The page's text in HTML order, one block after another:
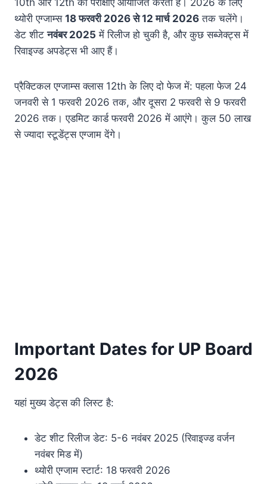
10th और 12th की परीक्षाएं आयोजित करता है। 2026 के लिए
थ्योरी एग्जाम्स 18 फरवरी 2026 से 12 मार्च 2026 तक चलेंगे।
डेट शीटनवंबर 2025 में रिलीज हो चुकी है, और कुछ सब्जेक्ट्स में
रिवाइज्ड अपडेट्स भी आए हैं।
प्रैक्टिकल एग्जाम्स क्लास 12th के लिए दो फेज में: पहला फेज 24
जनवरी से 1 फरवरी 2026 तक, और दूसरा 2 फरवरी से 9 फरवरी
2026 तक। एडमिट कार्ड फरवरी 2026 में आएंगे। कुल 50 लाख
से ज्यादा स्टूडेंट्स एग्जाम देंगे।
Important Dates for UP Board
2026
यहां मुख्य डेट्स की लिस्ट है:
डेट शीट रिलीज डेट: 5-6 नवंबर 2025 (रिवाइज्ड वर्जन
नवंबर मिड में)
थ्योरी एग्जाम स्टार्ट: 18 फरवरी 2026